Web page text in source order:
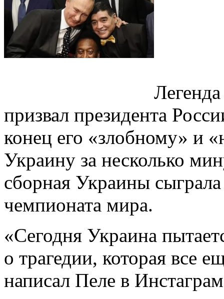
призвал президента
конец его «злобному» и
Украину за несколько
сборная Украины
чемпионата мира.
«Сегодня Украина
о трагедии, которая все
написал Пеле в